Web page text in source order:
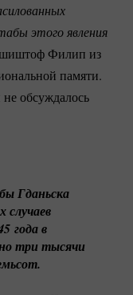
этого явления
Филип из
памяти.
обсуждалось
Гданьска
случаев
года в
три тысячи